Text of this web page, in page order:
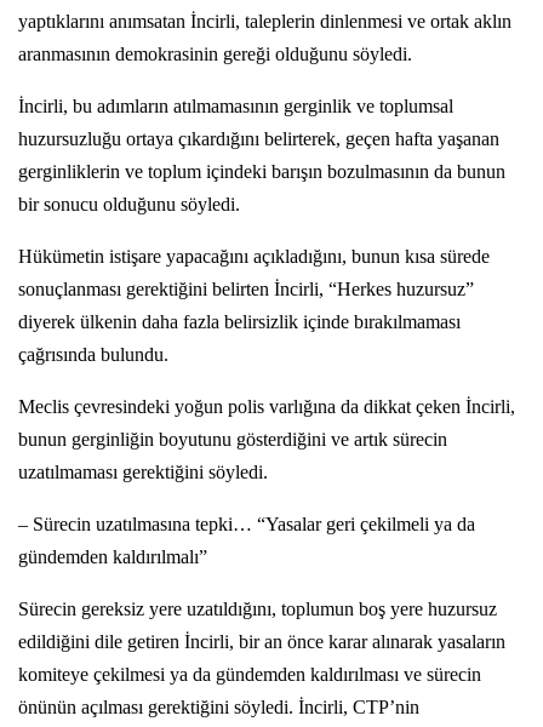
yaptıklarını anımsatan İncirli, taleplerin dinlenmesi ve ortak aklın
aranmasının demokrasinin gereği olduğunu söyledi.
İncirli, bu adımların atılmamasının gerginlik ve toplumsal
huzursuzluğu ortaya çıkardığını belirterek, geçen hafta yaşanan
gerginliklerin ve toplum içindeki barışın bozulmasının da bunun
bir sonucu olduğunu söyledi.
Hükümetin istişare yapacağını açıkladığını, bunun kısa sürede
sonuçlanması gerektiğini belirten İncirli, “Herkes huzursuz”
diyerek ülkenin daha fazla belirsizlik içinde bırakılmaması
çağrısında bulundu.
Meclis çevresindeki yoğun polis varlığına da dikkat çeken İncirli,
bunun gerginliğin boyutunu gösterdiğini ve artık sürecin
uzatılmaması gerektiğini söyledi.
– Sürecin uzatılmasına tepki… “Yasalar geri çekilmeli ya da
gündemden kaldırılmalı”
Sürecin gereksiz yere uzatıldığını, toplumun boş yere huzursuz
edildiğini dile getiren İncirli, bir an önce karar alınarak yasaların
komiteye çekilmesi ya da gündemden kaldırılması ve sürecin
önünün açılması gerektiğini söyledi. İncirli, CTP’nin